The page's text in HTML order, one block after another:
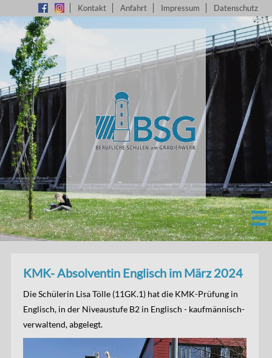
Kontakt Anfahrt Impressum Datenschutz
KMK- Absolventin Englisch im März 2024
Die Schülerin Lisa Tölle (11GK.1) hat die KMK-Prüfung in
Englisch, in der Niveaustufe B2 in Englisch - kaufmännisch-
verwaltend, abgelegt.